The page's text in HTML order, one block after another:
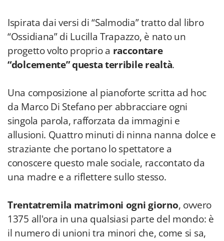
Ispirata dai versi di “Salmodia” tratto dal libro
“Ossidiana” di Lucilla Trapazzo, è nato un
progetto volto proprio a raccontare
“dolcemente” questa terribile realtà.
Una composizione al pianoforte scritta ad hoc
da Marco Di Stefano per abbracciare ogni
singola parola, rafforzata da immagini e
allusioni. Quattro minuti di ninna nanna dolce e
straziante che portano lo spettatore a
conoscere questo male sociale, raccontato da
una madre e a riflettere sullo stesso.
Trentatremila matrimoni ogni giorno, ovvero
1375 all'ora in una qualsiasi parte del mondo: è
il numero di unioni tra minori che, come si sa,